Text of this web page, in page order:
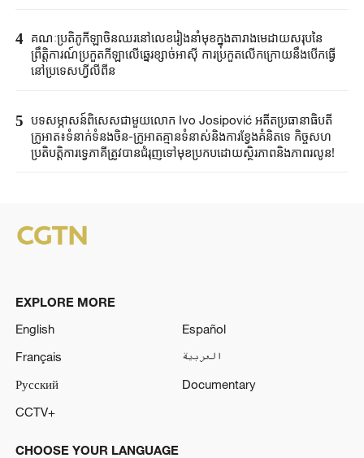
4 គណៈប្រតិភូកីឡាចិនឈរនៅលេខរៀងនាំមុខក្នុងតារាងមេដាយសរុបនៃ
ព្រឹត្តិការណ៍ប្រកួតកីឡាលើឆ្នេរខ្សាច់អាស៊ី ការប្រកួតលើកក្រោយនឹងបើកធ្វើ
នៅប្រទេសហ្វីលីពីន
5 បទសម្ភាសន៍ពិសេសជាមួយលោក Ivo Josipović អតីតប្រធានាធិបតី
ក្រូអាត៖ទំនាក់ទំនងចិន-ក្រូអាតគ្មានទំនាស់និងការខ្វែងគំនិតទេ កិច្ចសហ
ប្រតិបត្តិការទ្វេភាគីត្រូវបានជំរុញទៅមុខប្រកបដោយស្ថិរភាពនិងភាពរលូន!
EXPLORE MORE
English
Español
Français
العربية
Русский
Documentary
CCTV+
CHOOSE YOUR LANGUAGE